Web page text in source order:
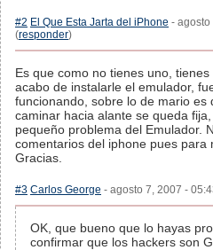
#2 El Que Esta Jarta del iPhone - agosto
(responder)
Es que como no tienes uno,
acabo de instalarle el emulador,
funcionando, sobre lo de mario es
caminar hacia alante se queda
pequeño problema del Emulador.
comentarios del iphone pues para
Gracias.
#3 Carlos George - agosto 7, 2007 -
OK, que bueno que lo hayas
confirmar que los hackers son